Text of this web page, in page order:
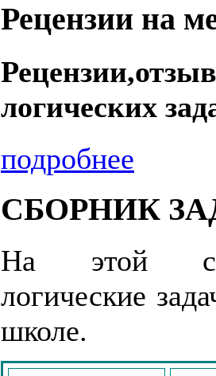
Рецензии на
логических
подробнее
СБОРНИК
На этой
логические
школе.